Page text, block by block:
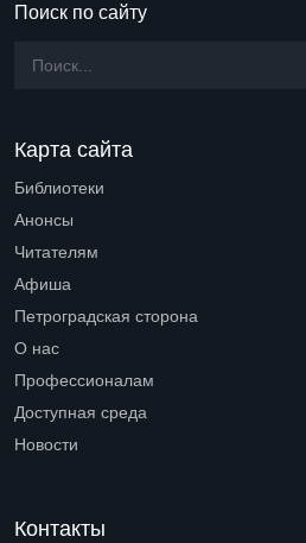
Поиск по сайту
Карта сайта
Библиотеки
Анонсы
Читателям
Афиша
Петроградская сторона
О нас
Профессионалам
Доступная среда
Новости
Контакты